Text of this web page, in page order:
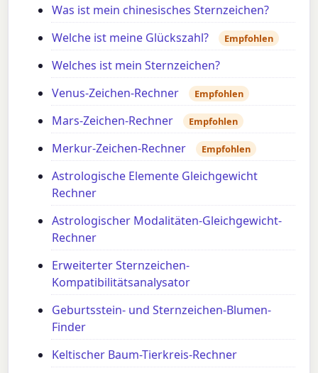
Was ist mein chinesisches Sternzeichen?
Welche ist meine Glückszahl?
Empfohlen
Welches ist mein Sternzeichen?
Venus-Zeichen-Rechner
Empfohlen
Mars-Zeichen-Rechner Empfohlen
Merkur-Zeichen-Rechner Empfohlen
Astrologische Elemente Gleichgewicht
Rechner
Astrologischer Modalitäten-Gleichgewicht-
Rechner
Erweiterter Sternzeichen-
Kompatibilitätsanalysator
Geburtsstein- und Sternzeichen-Blumen-
Finder
Keltischer Baum-Tierkreis-Rechner